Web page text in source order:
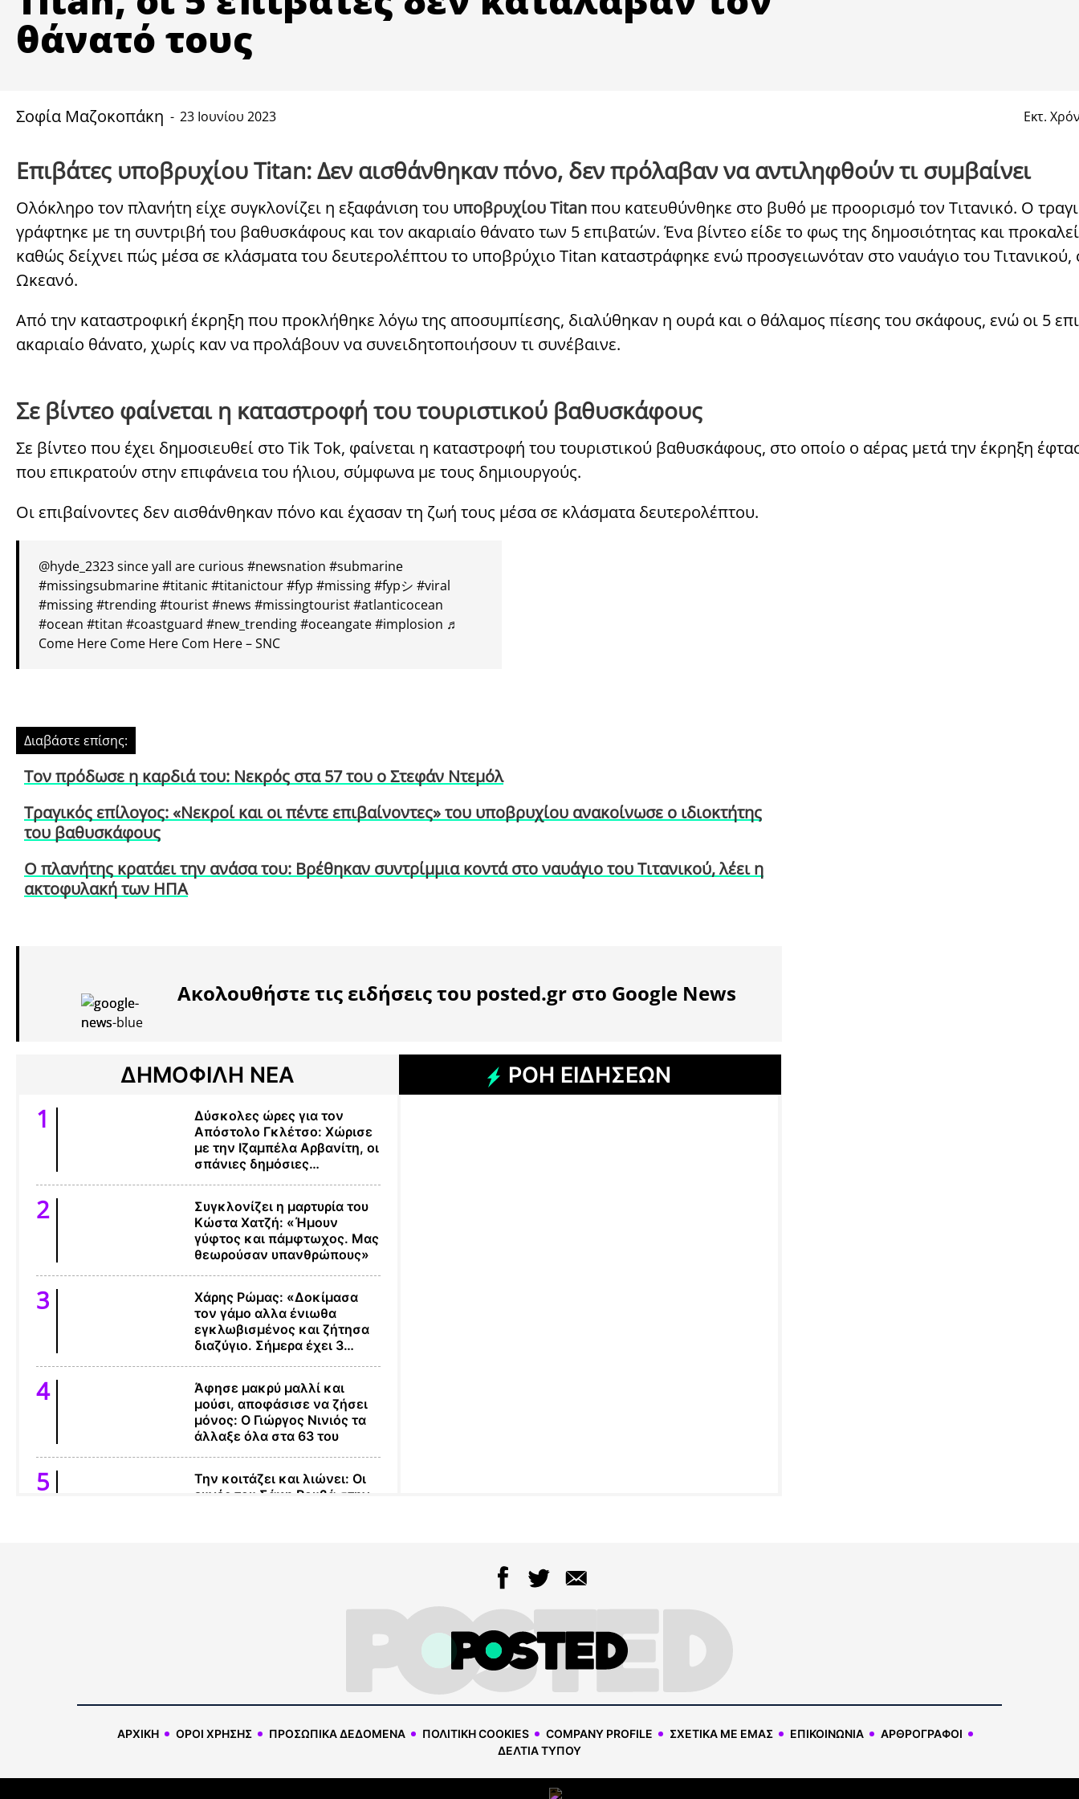
θάνατό τους
Σοφία Μαζοκοπάκη 23 Ιουνίου 2023 Εκτ.
Επιβάτες υποβρυχίου Titan: Δεν αισθάνθηκαν πόνο, δεν πρόλαβαν να αντιληφθούν τι συμβαίνει
Ολόκληρο τον πλανήτη είχε συγκλονίζει η εξαφάνιση του υποβρυχίου Titanπου κατευθύνθηκε στο βυθό με προορισμό τον Tιτανικό. Ο
γράφτηκε με τη συντριβή του βαθυσκάφους και τον ακαριαίο θάνατο των 5 επιβατών. Ένα βίντεο είδε το φως της δημοσιότητας και
καθώς δείχνει πώς μέσα σε κλάσματα του δευτερολέπτου το υποβρύχιο Titan καταστράφηκε ενώ προσγειωνόταν στο ναυάγιο του Τιτανικού,
Ωκεανό.
Από την καταστροφική έκρηξη που προκλήθηκε λόγω της αποσυμπίεσης, διαλύθηκαν η ουρά και ο θάλαμος πίεσης του σκάφους, ενώ οι 5
ακαριαίο θάνατο, χωρίς καν να προλάβουν να συνειδητοποιήσουν τι συνέβαινε.
Σε βίντεο φαίνεται η καταστροφή του τουριστικού βαθυσκάφους
Σε βίντεο που έχει δημοσιευθεί στο Tik Tok, φαίνεται η καταστροφή του τουριστικού βαθυσκάφους, στο οποίο ο αέρας μετά την έκρηξη
που επικρατούν στην επιφάνεια του ήλιου, σύμφωνα με τους δημιουργούς.
Οι επιβαίνοντες δεν αισθάνθηκαν πόνο και έχασαν τη ζωή τους μέσα σε κλάσματα δευτερολέπτου.
@hyde_2323since yall are curious #newsnation #submarine
#missingsubmarine#titanic #titanictour#fyp #missing#fypシ #viral
#missing#trending#tourist#news #missingtourist#atlanticocean
#ocean #titan #coastguard #new_trending#oceangate#implosion ♬
Come Here Come Here Com Here – SNC
Διαβάστε επίσης:
Τον πρόδωσε η καρδιά του: Νεκρός στα 57 του ο Στεφάν Ντεμόλ
Τραγικός επίλογος: «Νεκροί και οι πέντε επιβαίνοντες» του υποβρυχίου ανακοίνωσε ο ιδιοκτήτης
του βαθυσκάφους
Ο πλανήτης κρατάει την ανάσα του: Βρέθηκαν συντρίμμια κοντά στο ναυάγιο του Τιτανικού, λέει η
ακτοφυλακή των ΗΠΑ
Ακολουθήστε τις ειδήσεις του posted.gr στο Google News
ΡΟΗ ΕΙΔΗΣΕΩΝ
ΔΗΜΟΦΙΛΗ ΝΕΑ
Δύσκολες ώρες για τον
Απόστολο Γκλέτσο: Χώρισε
με την Ιζαμπέλα Αρβανίτη, οι
σπάνιες δημόσιες
Συγκλονίζει η μαρτυρία του
Κώστα Χατζή: «Ήμουν
γύφτος και πάμφτωχος. Μας
θεωρούσαν υπανθρώπους»
Χάρης Ρώμας: «Δοκίμασα
τον γάμο αλλα ένιωθα
εγκλωβισμένος και ζήτησα
διαζύγιο. Σήμερα έχει 3
Άφησε μακρύ μαλλί και
μούσι, αποφάσισε να ζήσει
μόνος: Ο Γιώργος Νινιός τα
άλλαξε όλα στα 63 του
Την κοιτάζει και λιώνει: Οι
ευχές του Σάκη Ρουβά στην
διαχειρίζονται, η Πόρσε και
απαίτηση της οικογένειας
ΑΡΧΙΚΗ ΟΡΟΙ ΧΡΗΣΗΣ ΠΡΟΣΩΠΙΚΑ ΔΕΔΟΜΕΝΑ ΠΟΛΙΤΙΚΗ COOKIES COMPANY PROFILE ΣΧΕΤΙΚΑ ΜΕ ΕΜΑΣ ΕΠΙΚΟΙΝΩΝΙΑ
ΑΡΘΡΟΓΡΑΦΟΙ
ΔΕΛΤΙΑ ΤΥΠΟΥ